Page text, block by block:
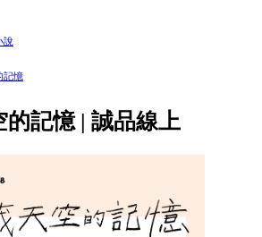
說
記憶
的記憶 | 誠品線上